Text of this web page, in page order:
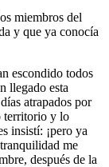
miembros del
y que ya conocía
escondido todos
llegado esta
atrapados por
territorio y lo
insistí: ¡pero ya
me
después de la